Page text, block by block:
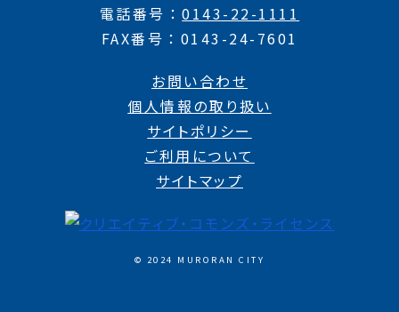
電話番号
0143-22-1111
FAX番号
0143-24-7601
お問い合わせ
個人情報の取り扱い
サイトポリシー
ご利用について
サイトマップ
© 2024 MURORAN CITY